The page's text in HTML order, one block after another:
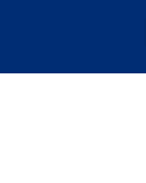
conteúdo